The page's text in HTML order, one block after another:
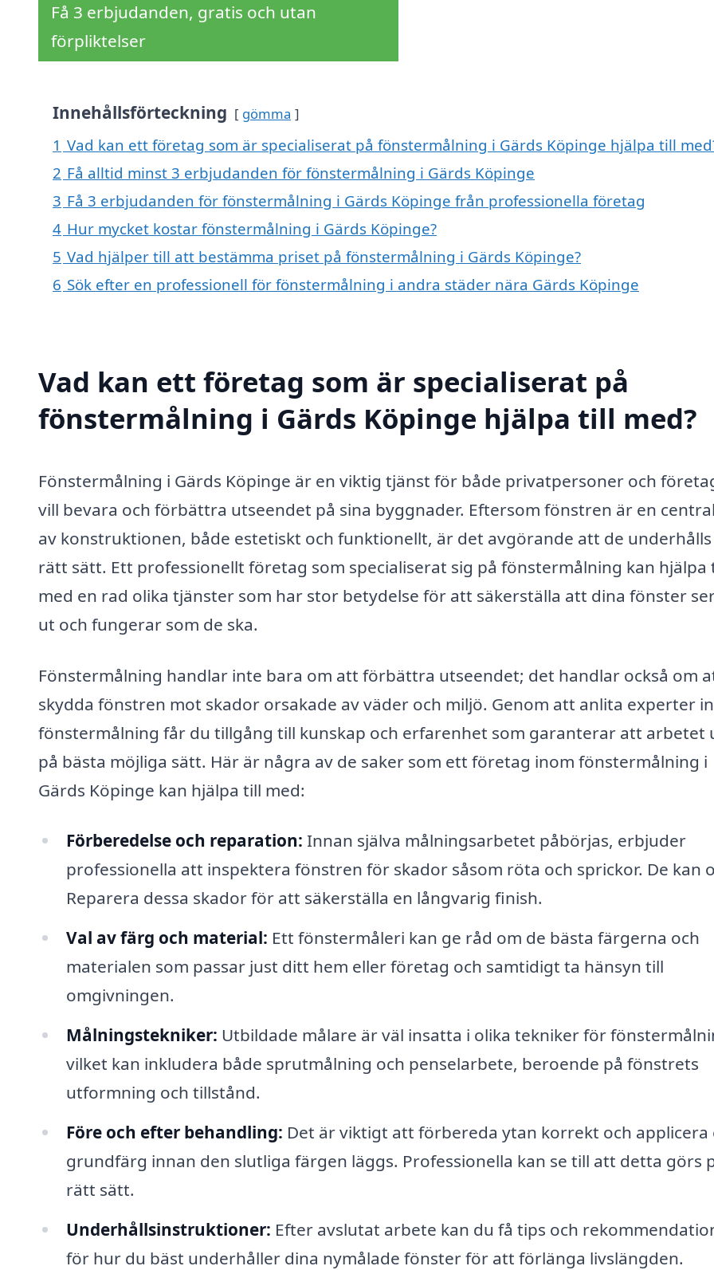
Få 3 erbjudanden, gratis och utan
förpliktelser
Innehållsförteckning gömma
1 Vad kan ett företag som är specialiserat på fönstermålning i Gärds Köpinge hjälpa till
2 Få alltid minst 3 erbjudanden för fönstermålning i Gärds Köpinge
3 Få 3 erbjudanden för fönstermålning i Gärds Köpinge från professionella företag
4 Hur mycket kostar fönstermålning i Gärds Köpinge?
5 Vad hjälper till att bestämma priset på fönstermålning i Gärds Köpinge?
6 Sök efter en professionell för fönstermålning i andra städer nära Gärds Köpinge
Vad kan ett företag som är specialiserat på
fönstermålning i Gärds Köpinge hjälpa till med?
Fönstermålning i Gärds Köpinge är en viktig tjänst för både privatpersoner och
vill bevara och förbättra utseendet på sina byggnader. Eftersom fönstren är en
av konstruktionen, både estetiskt och funktionellt, är det avgörande att de
rätt sätt. Ett professionellt företag som specialiserat sig på fönstermålning kan hjälpa
med en rad olika tjänster som har stor betydelse för att säkerställa att dina fönster
ut och fungerar som de ska.
Fönstermålning handlar inte bara om att förbättra utseendet; det handlar också om
skydda fönstren mot skador orsakade av väder och miljö. Genom att anlita experter
fönstermålning får du tillgång till kunskap och erfarenhet som garanterar att arbetet
på bästa möjliga sätt. Här är några av de saker som ett företag inom fönstermålning i
Gärds Köpinge kan hjälpa till med:
Förberedelse och reparation: Innan själva målningsarbetet påbörjas, erbjuder
professionella att inspektera fönstren för skador såsom röta och sprickor. De kan
Reparera dessa skador för att säkerställa en långvarig finish.
Val av färg och material: Ett fönstermåleri kan ge råd om de bästa färgerna och
materialen som passar just ditt hem eller företag och samtidigt ta hänsyn till
omgivningen.
Målningstekniker: Utbildade målare är väl insatta i olika tekniker för
vilket kan inkludera både sprutmålning och penselarbete, beroende på fönstrets
utformning och tillstånd.
Före och efter behandling: Det är viktigt att förbereda ytan korrekt och applicera
grundfärg innan den slutliga färgen läggs. Professionella kan se till att detta görs
rätt sätt.
Underhållsinstruktioner: Efter avslutat arbete kan du få tips och
för hur du bäst underhåller dina nymålade fönster för att förlänga livslängden.